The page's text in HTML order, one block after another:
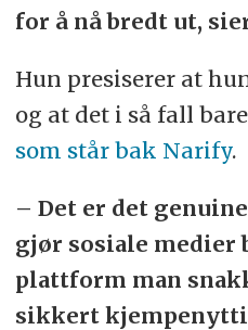
for å nå bredt ut,
Hun presiserer at
og at det i så fall
som står bak Narify.
– Det er det
gjør sosiale medier
plattform man
sikkert